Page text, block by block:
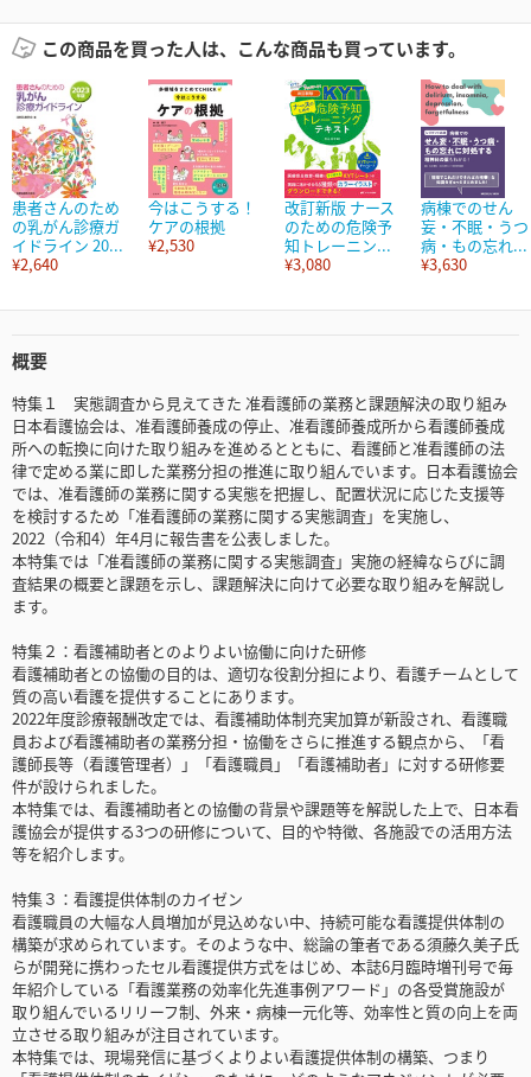
この商品を買った人は、こんな商品も買っています。
患者さんのため
の乳がん診療ガ
イドライン 20...
¥2,640
今はこうする！
ケアの根拠
¥2,530
改訂新版 ナース
のための危険予
知トレーニン...
¥3,080
病棟でのせん
妄・不眠・うつ
病・もの忘れ...
¥3,630
概要
特集１ 実態調査から見えてきた 准看護師の業務と課題解決の取り組み
日本看護協会は、准看護師養成の停止、准看護師養成所から看護師養成
所への転換に向けた取り組みを進めるとともに、看護師と准看護師の法
律で定める業に即した業務分担の推進に取り組んでいます。日本看護協会
では、准看護師の業務に関する実態を把握し、配置状況に応じた支援等
を検討するため「准看護師の業務に関する実態調査」を実施し、
2022（令和4）年4月に報告書を公表しました。
本特集では「准看護師の業務に関する実態調査」実施の経緯ならびに調
査結果の概要と課題を示し、課題解決に向けて必要な取り組みを解説し
ます。
特集２：看護補助者とのよりよい協働に向けた研修
看護補助者との協働の目的は、適切な役割分担により、看護チームとして
質の高い看護を提供することにあります。
2022年度診療報酬改定では、看護補助体制充実加算が新設され、看護職
員および看護補助者の業務分担・協働をさらに推進する観点から、「看
護師長等（看護管理者）」「看護職員」「看護補助者」に対する研修要
件が設けられました。
本特集では、看護補助者との協働の背景や課題等を解説した上で、日本看
護協会が提供する3つの研修について、目的や特徴、各施設での活用方法
等を紹介します。
特集３：看護提供体制のカイゼン
看護職員の大幅な人員増加が見込めない中、持続可能な看護提供体制の
構築が求められています。そのような中、総論の筆者である須藤久美子氏
らが開発に携わったセル看護提供方式をはじめ、本誌6月臨時増刊号で毎
年紹介している「看護業務の効率化先進事例アワード」の各受賞施設が
取り組んでいるリリーフ制、外来・病棟一元化等、効率性と質の向上を両
立させる取り組みが注目されています。
本特集では、現場発信に基づくよりよい看護提供体制の構築、つまり